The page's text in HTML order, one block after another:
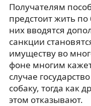
Получателям
предстоит жить
них вводятся
санкции
имуществу во
фоне многим
случае
собаку, тогда как
этом отказывают.